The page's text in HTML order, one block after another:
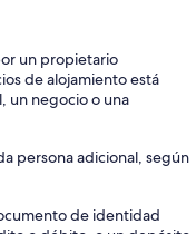
un propietario
de alojamiento está
un negocio o una
persona adicional, según
de identidad